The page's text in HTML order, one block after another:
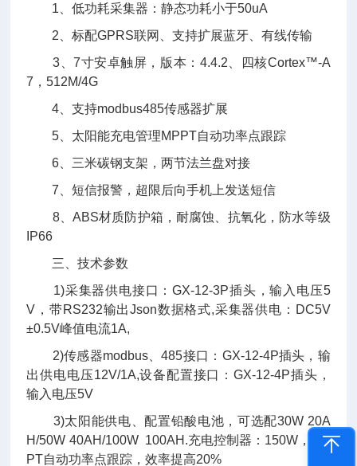
1、低功耗采集器：静态功耗小于50uA
2、标配GPRS联网、支持扩展蓝牙、有线传输
3、7寸安卓触屏，版本：4.4.2、四核Cortex™-A
7，512M/4G
4、支持modbus485传感器扩展
5、太阳能充电管理MPPT自动功率点跟踪
6、三米碳钢支架，两节法兰盘对接
7、短信报警，超限后向手机上发送短信
8、ABS材质防护箱，耐腐蚀、抗氧化，防水等级
IP66
三、技术参数
1)采集器供电接口：GX-12-3P插头，输入电压5
V，带RS232输出Json数据格式,采集器供电：DC5V
±0.5V峰值电流1A,
2)传感器modbus、485接口：GX-12-4P插头，输
出供电电压12V/1A,设备配置接口：GX-12-4P插头，
输入电压5V
3)太阳能供电、配置铅酸电池，可选配30W 20A
H/50W 40AH/100W 100AH.充电控制器：150W，MP
PT自动功率点跟踪，效率提高20%